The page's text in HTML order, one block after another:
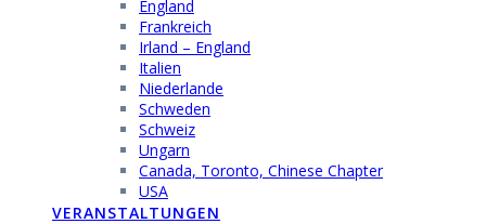
England
Frankreich
Irland – England
Italien
Niederlande
Schweden
Schweiz
Ungarn
Canada, Toronto, Chinese Chapter
USA
VERANSTALTUNGEN